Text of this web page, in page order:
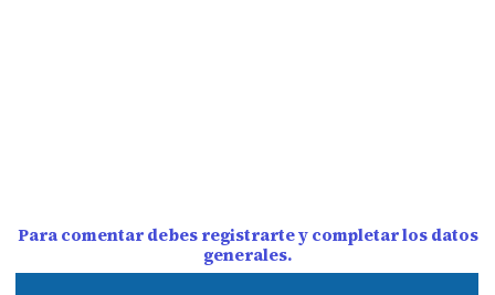
Para comentar debes registrarte y completar los datos
generales.